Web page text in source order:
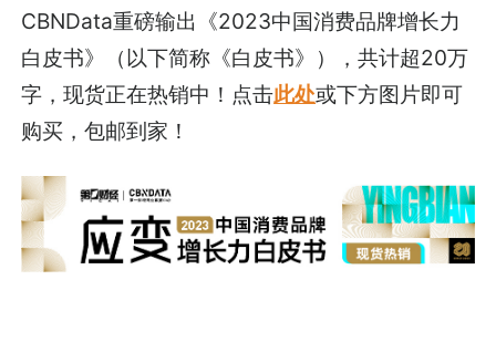
CBNData重磅输出《2023中国消费品牌增长力
白皮书》（以下简称《白皮书》），共计超20万
字，现货正在热销中！点击此处或下方图片即可
购买，包邮到家！